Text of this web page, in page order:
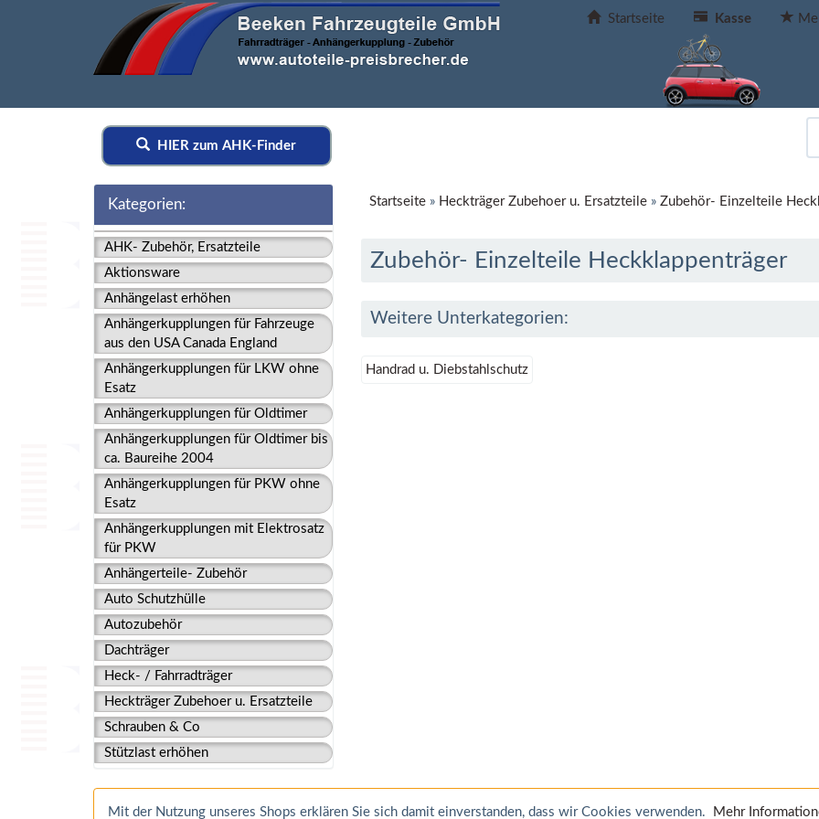
Startseite Kasse
HIER zum AHK-Finder
Kategorien:
AHK- Zubehör, Ersatzteile
Aktionsware
Anhängelast erhöhen
Anhängerkupplungen für Fahrzeuge
aus den USA Canada England
Anhängerkupplungen für LKW ohne
Esatz
Anhängerkupplungen für Oldtimer
Anhängerkupplungen für Oldtimer bis
ca. Baureihe 2004
Anhängerkupplungen für PKW ohne
Esatz
Anhängerkupplungen mit Elektrosatz
für PKW
Anhängerteile- Zubehör
Auto Schutzhülle
Autozubehör
Dachträger
Heck- / Fahrradträger
Heckträger Zubehoer u. Ersatzteile
Schrauben & Co
Stützlast erhöhen
Startseite» Heckträger Zubehoer u. Ersatzteile» Zubehör- Einzelteile
Zubehör- Einzelteile Heckklappenträger
Weitere Unterkategorien:
Handrad u. Diebstahlschutz
Mit der Nutzung unseres Shops erklären Sie sich damit einverstanden, dass wir Cookies verwenden. Mehr